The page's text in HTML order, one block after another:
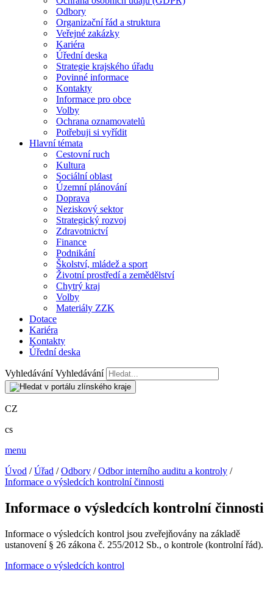
Odbory
Organizační řád a struktura
Veřejné zakázky
Kariéra
Úřední deska
Strategie krajského úřadu
Povinné informace
Kontakty
Informace pro obce
Volby
Ochrana oznamovatelů
Potřebuji si vyřídit
Hlavní témata
Cestovní ruch
Kultura
Sociální oblast
Územní plánování
Doprava
Neziskový sektor
Strategický rozvoj
Zdravotnictví
Finance
Podnikání
Školství, mládež a sport
Životní prostředí a zemědělství
Chytrý kraj
Volby
Materiály ZZK
Dotace
Kariéra
Kontakty
Úřední deska
Vyhledávání Vyhledávání
CZ
cs
menu
Úvod /Úřad /Odbory /Odbor interního auditu a kontroly /
Informace o výsledcích kontrolní činnosti
Informace o výsledcích kontrolní činnosti
Informace o výsledcích kontrol jsou zveřejňovány na základě
ustanovení § 26 zákona č. 255/2012 Sb., o kontrole (kontrolní řád).
Informace o výsledcích kontrol